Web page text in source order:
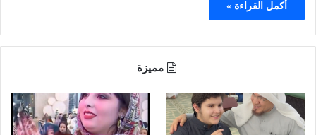
أكمل القراءة »
مميزة